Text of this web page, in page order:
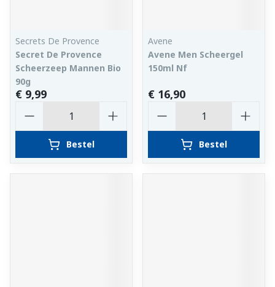
Secrets De Provence
Secret De Provence
Scheerzeep Mannen Bio
90g
€ 9,99
Bestel
Avene
Avene Men Scheergel
150ml Nf
€ 16,90
Bestel